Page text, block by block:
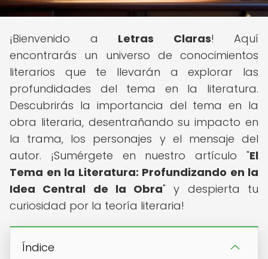
¡Bienvenido a Letras Claras! Aquí
encontrarás un universo de conocimientos
literarios que te llevarán a explorar las
profundidades del tema en la literatura.
Descubrirás la importancia del tema en la
obra literaria, desentrañando su impacto en
la trama, los personajes y el mensaje del
autor. ¡Sumérgete en nuestro artículo "El
Tema en la Literatura: Profundizando en la
Idea Central de la Obra" y despierta tu
curiosidad por la teoría literaria!
Índice